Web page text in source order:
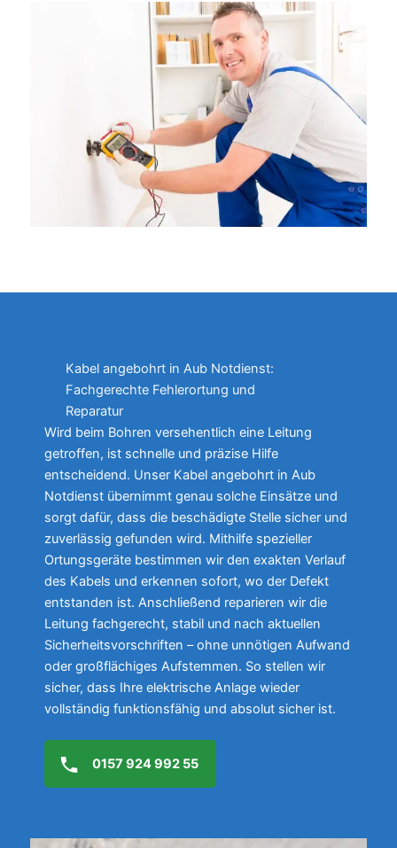
Kabel angebohrt in Aub Notdienst:
Fachgerechte Fehlerortung und
Reparatur
Wird beim Bohren versehentlich eine Leitung
getroffen, ist schnelle und präzise Hilfe
entscheidend. Unser Kabel angebohrt in Aub
Notdienst übernimmt genau solche Einsätze und
sorgt dafür, dass die beschädigte Stelle sicher und
zuverlässig gefunden wird. Mithilfe spezieller
Ortungsgeräte bestimmen wir den exakten Verlauf
des Kabels und erkennen sofort, wo der Defekt
entstanden ist. Anschließend reparieren wir die
Leitung fachgerecht, stabil und nach aktuellen
Sicherheitsvorschriften – ohne unnötigen Aufwand
oder großflächiges Aufstemmen. So stellen wir
sicher, dass Ihre elektrische Anlage wieder
vollständig funktionsfähig und absolut sicher ist.
0157 924 992 55